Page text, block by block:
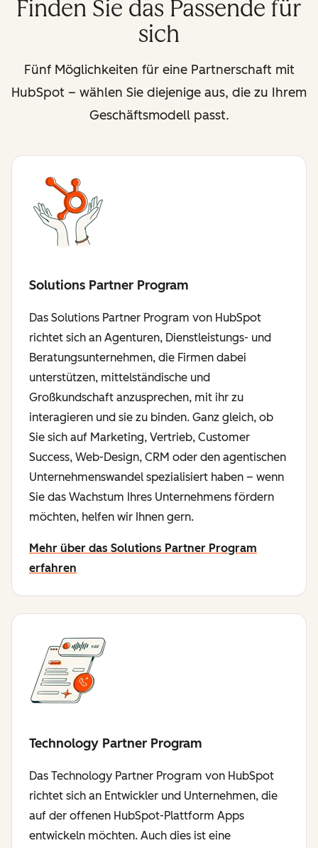
Finden Sie das Passende für
sich
Fünf Möglichkeiten für eine Partnerschaft mit
HubSpot – wählen Sie diejenige aus, die zu Ihrem
Geschäftsmodell passt.
Solutions Partner Program
Das Solutions Partner Program von HubSpot
richtet sich an Agenturen, Dienstleistungs- und
Beratungsunternehmen, die Firmen dabei
unterstützen, mittelständische und
Großkundschaft anzusprechen, mit ihr zu
interagieren und sie zu binden. Ganz gleich, ob
Sie sich auf Marketing, Vertrieb, Customer
Success, Web-Design, CRM oder den agentischen
Unternehmenswandel spezialisiert haben – wenn
Sie das Wachstum Ihres Unternehmens fördern
möchten, helfen wir Ihnen gern.
Mehr über das Solutions Partner Program
erfahren
Technology Partner Program
Das Technology Partner Program von HubSpot
richtet sich an Entwickler und Unternehmen, die
auf der offenen HubSpot-Plattform Apps
entwickeln möchten. Auch dies ist eine